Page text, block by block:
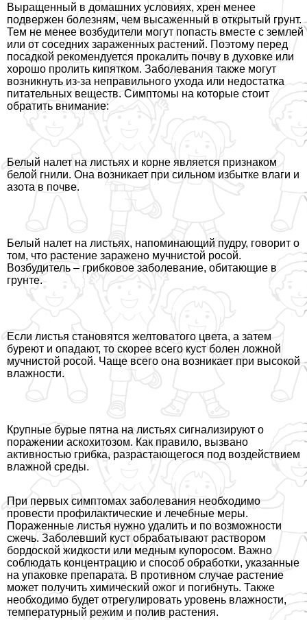
Выращенный в домашних условиях, хрен менее
подвержен болезням, чем высаженный в открытый грунт.
Тем не менее возбудители могут попасть вместе с землей
или от соседних зараженных растений. Поэтому перед
посадкой рекомендуется прокалить почву в духовке или
хорошо пролить кипятком. Заболевания также могут
возникнуть из-за неправильного ухода или недостатка
питательных веществ. Симптомы на которые стоит
обратить внимание:
Белый налет на листьях и корне является признаком
белой гнили. Она возникает при сильном избытке влаги и
азота в почве.
Белый налет на листьях, напоминающий пудру, говорит о
том, что растение заражено мучнистой росой.
Возбудитель – грибковое заболевание, обитающие в
грунте.
Если листья становятся желтоватого цвета, а затем
буреют и опадают, то скорее всего куст болен ложной
мучнистой росой. Чаще всего она возникает при высокой
влажности.
Крупные бурые пятна на листьях сигнализируют о
поражении аскохитозом. Как правило, вызвано
активностью грибка, разрастающегося под воздействием
влажной среды.
При первых симптомах заболевания необходимо
провести профилактические и лечебные меры.
Пораженные листья нужно удалить и по возможности
сжечь. Заболевший куст обpaбатывают раствором
бордоской жидкости или медным купоросом. Важно
соблюдать концентрацию и способ обработки, указанные
на упаковке препарата. В противном случае растение
может получить химический ожог и погибнуть. Также
необходимо будет отрегулировать уровень влажности,
температурный режим и полив растения.